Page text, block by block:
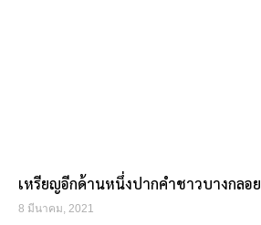
เหรียญอีกด้านหนึ่งปากคำชาวบางกลอย
8 มีนาคม, 2021